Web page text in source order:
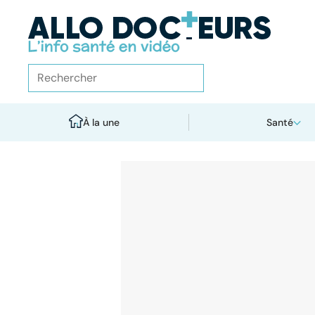
À la une Santé